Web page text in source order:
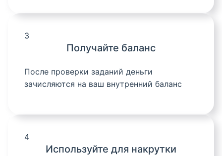
3
Получайте баланс
После проверки заданий деньги
зачисляются на ваш внутренний баланс
4
Используйте для накрутки